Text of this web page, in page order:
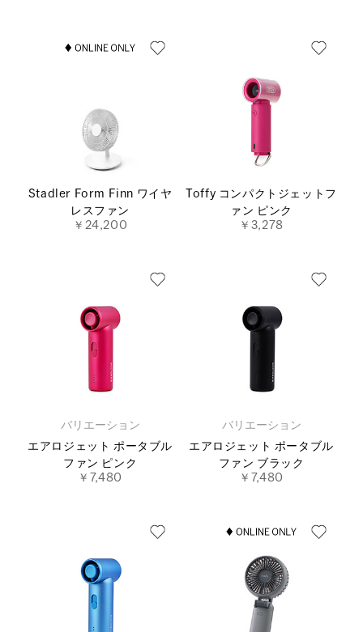
Stadler Form Finn ワイヤ
レスファン
￥24,200
Toffy コンパクトジェットフ
ァン ピンク
￥3,278
バリエーション
エアロジェット ポータブル
ファン ピンク
￥7,480
バリエーション
エアロジェット ポータブル
ファン ブラック
￥7,480